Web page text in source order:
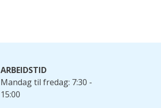
ARBEIDSTID
Mandag til fredag: 7:30 -
15:00